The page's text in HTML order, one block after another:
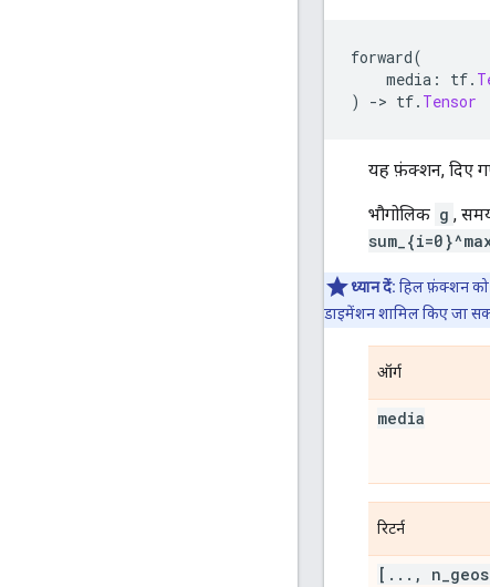
forward(
media : tf.
)
-> tf. Tensor
यह फ़ंक्शन, दिए
भौगोलिक g ,
ध्यान दें: हिल फ़ंक्शन को
डाइमेंशन शामिल किए जा
ऑर्ग
media
रिटर्न
[ . . . , n geos